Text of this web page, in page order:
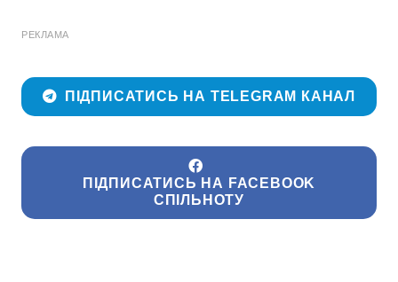
РЕКЛАМА
ПІДПИСАТИСЬ НА TELEGRAM КАНАЛ
ПІДПИСАТИСЬ НА FACEBOOK
СПІЛЬНОТУ